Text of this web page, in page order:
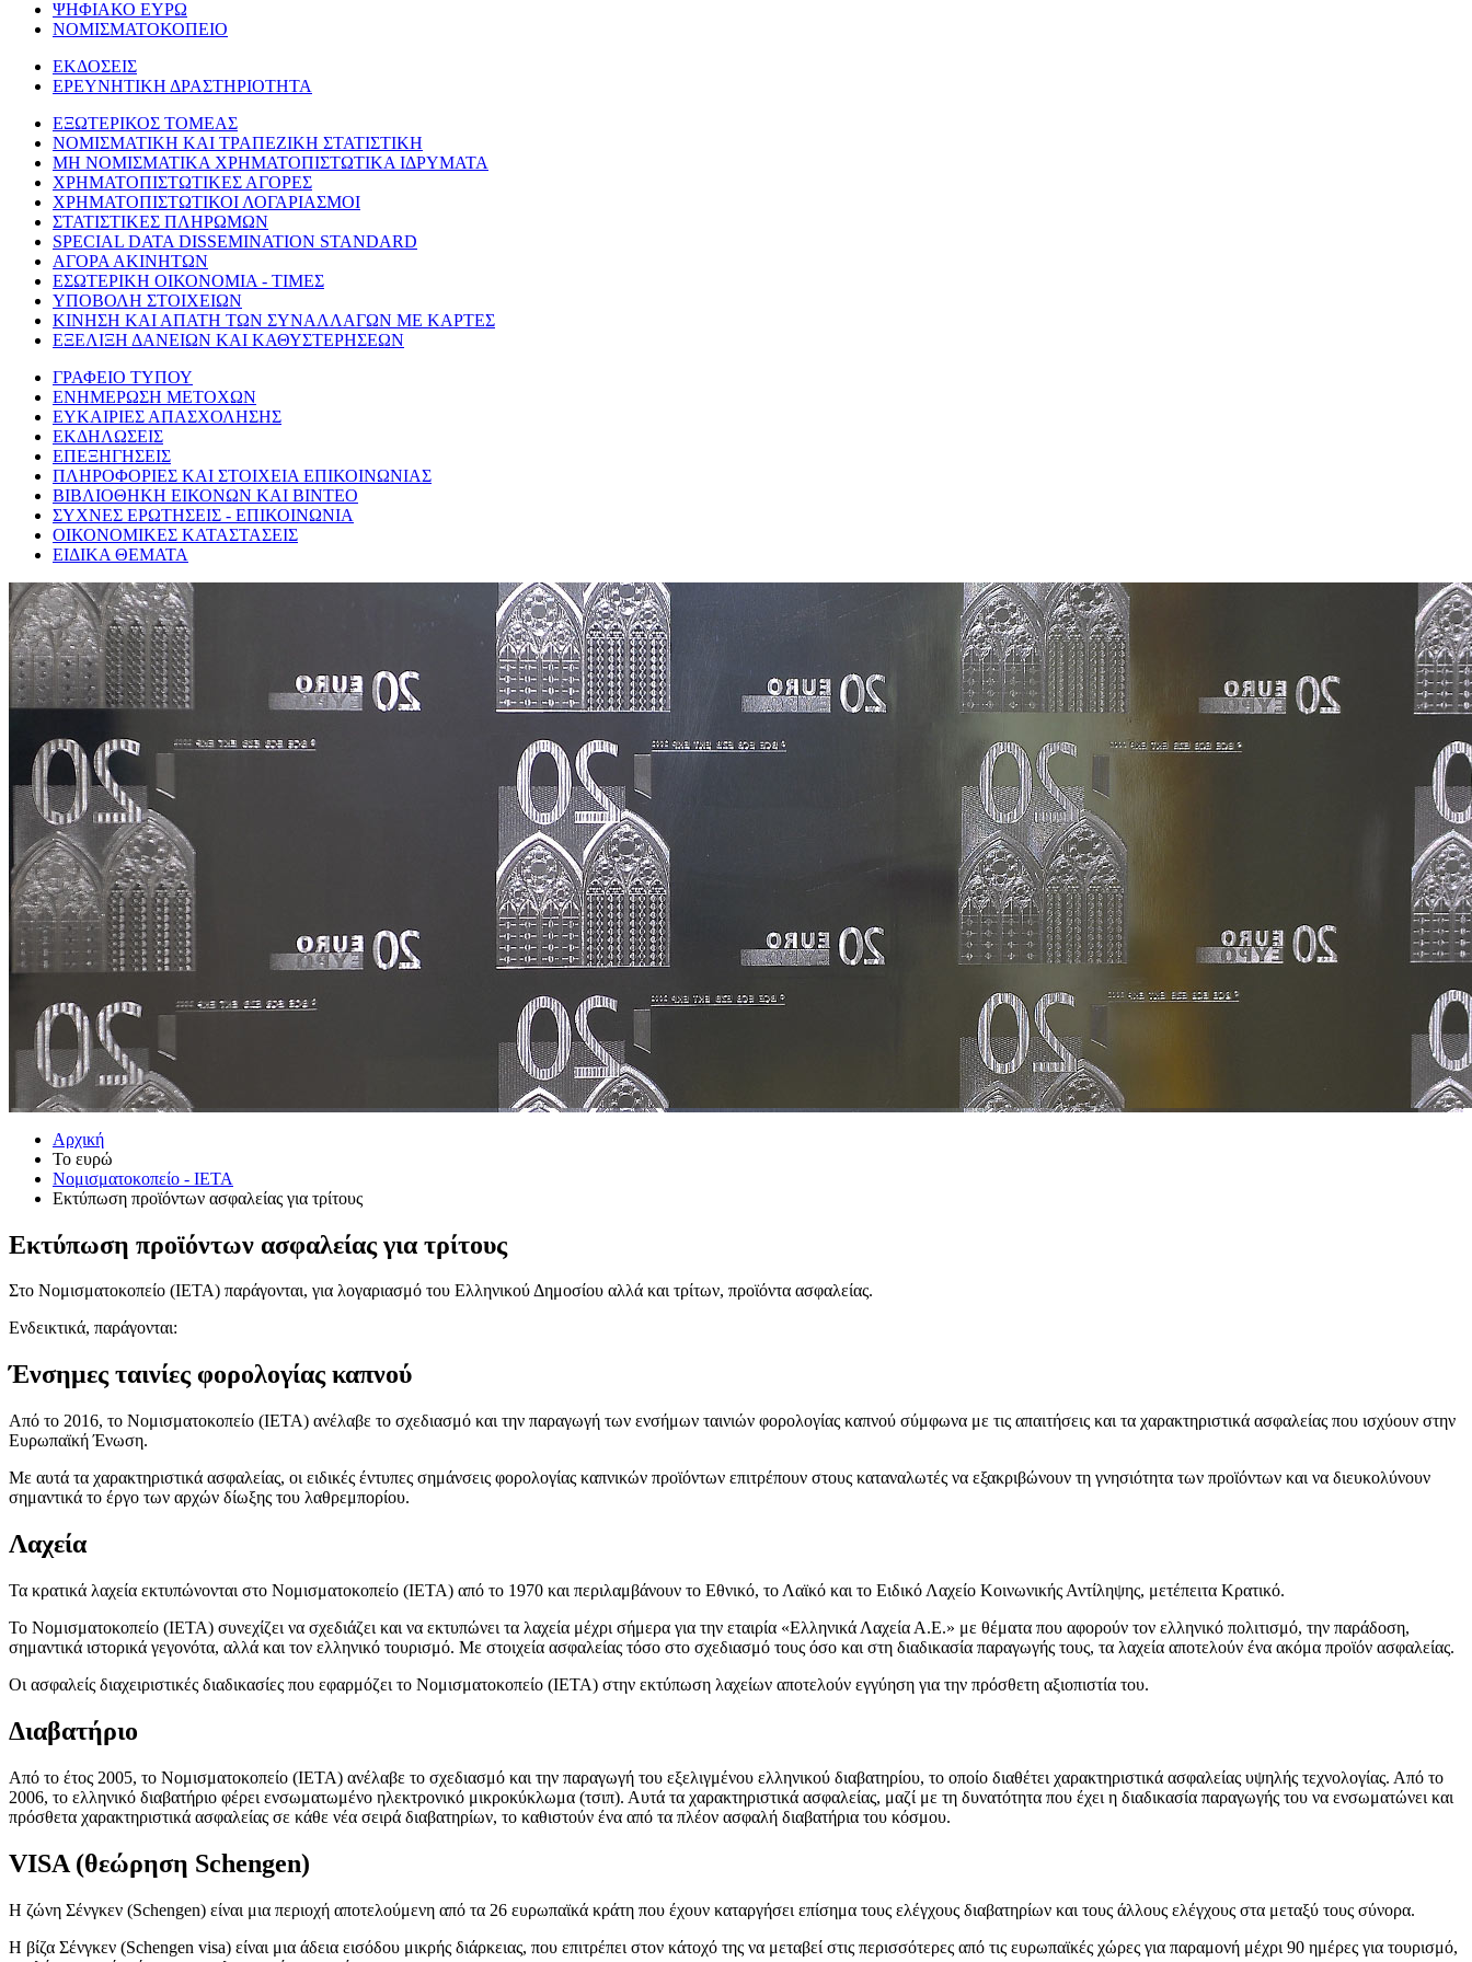
ΨΗΦΙΑΚΟ ΕΥΡΩ
ΝΟΜΙΣΜΑΤΟΚΟΠΕΙΟ
ΕΚΔΟΣΕΙΣ
ΕΡΕΥΝΗΤΙΚΗ ΔΡΑΣΤΗΡΙΟΤΗΤΑ
ΕΞΩΤΕΡΙΚΟΣ ΤΟΜΕΑΣ
ΝΟΜΙΣΜΑΤΙΚΗ ΚΑΙ ΤΡΑΠΕΖΙΚΗ ΣΤΑΤΙΣΤΙΚΗ
ΜΗ ΝΟΜΙΣΜΑΤΙΚΑ ΧΡΗΜΑΤΟΠΙΣΤΩΤΙΚΑ ΙΔΡΥΜΑΤΑ
ΧΡΗΜΑΤΟΠΙΣΤΩΤΙΚΕΣ ΑΓΟΡΕΣ
ΧΡΗΜΑΤΟΠΙΣΤΩΤΙΚΟΙ ΛΟΓΑΡΙΑΣΜΟΙ
ΣΤΑΤΙΣΤΙΚΕΣ ΠΛΗΡΩΜΩΝ
SPECIAL DATA DISSEMINATION STANDARD
ΑΓΟΡΑ ΑΚΙΝΗΤΩΝ
ΕΣΩΤΕΡΙΚΗ ΟΙΚΟΝΟΜΙΑ - ΤΙΜΕΣ
ΥΠΟΒΟΛΗ ΣΤΟΙΧΕΙΩΝ
ΚΙΝΗΣΗ ΚΑΙ ΑΠΑΤΗ ΤΩΝ ΣΥΝΑΛΛΑΓΩΝ ΜΕ ΚΑΡΤΕΣ
ΕΞΕΛΙΞΗ ΔΑΝΕΙΩΝ ΚΑΙ ΚΑΘΥΣΤΕΡΗΣΕΩΝ
ΓΡΑΦΕΙΟ ΤΥΠΟΥ
ΕΝΗΜΕΡΩΣΗ ΜΕΤΟΧΩΝ
ΕΥΚΑΙΡΙΕΣ ΑΠΑΣΧΟΛΗΣΗΣ
ΕΚΔΗΛΩΣΕΙΣ
ΕΠΕΞΗΓΗΣΕΙΣ
ΠΛΗΡΟΦΟΡΙΕΣ ΚΑΙ ΣΤΟΙΧΕΙΑ ΕΠΙΚΟΙΝΩΝΙΑΣ
ΒΙΒΛΙΟΘΗΚΗ ΕΙΚΟΝΩΝ ΚΑΙ ΒΙΝΤΕΟ
ΣΥΧΝΕΣ ΕΡΩΤΗΣΕΙΣ - ΕΠΙΚΟΙΝΩΝΙΑ
ΟΙΚΟΝΟΜΙΚΕΣ ΚΑΤΑΣΤΑΣΕΙΣ
ΕΙΔΙΚΑ ΘΕΜΑΤΑ
Αρχική
Το ευρώ
Νομισματοκοπείο - ΙΕΤΑ
Εκτύπωση προϊόντων ασφαλείας για τρίτους
Εκτύπωση προϊόντων ασφαλείας για τρίτους
Στο Νομισματοκοπείο (ΙΕΤΑ) παράγονται, για λογαριασμό του Ελληνικού Δημοσίου αλλά και τρίτων, προϊόντα ασφαλείας.
Ενδεικτικά, παράγονται:
Ένσημες ταινίες φoρολογίας καπνού
Από το 2016, το Νομισματοκοπείο (ΙΕΤΑ) ανέλαβε το σχεδιασμό και την παραγωγή των ενσήμων ταινιών φορολογίας καπνού σύμφωνα με τις απαιτήσεις και τα χαρακτηριστικά ασφαλείας που ισχύουν στην
Ευρωπαϊκή Ένωση.
Με αυτά τα χαρακτηριστικά ασφαλείας, οι ειδικές έντυπες σημάνσεις φορολογίας καπνικών προϊόντων επιτρέπουν στους καταναλωτές να εξακριβώνουν τη γνησιότητα των προϊόντων και να διευκολύνουν
σημαντικά το έργο των αρχών δίωξης του λαθρεμπορίου.
Λαχεία
Τα κρατικά λαχεία εκτυπώνονται στο Νομισματοκοπείο (ΙΕΤΑ) από το 1970 και περιλαμβάνουν το Εθνικό, το Λαϊκό και το Ειδικό Λαχείο Κοινωνικής Αντίληψης, μετέπειτα Κρατικό.
Το Νομισματοκοπείο (ΙΕΤΑ) συνεχίζει να σχεδιάζει και να εκτυπώνει τα λαχεία μέχρι σήμερα για την εταιρία «Ελληνικά Λαχεία Α.Ε.» με θέματα που αφορούν τον ελληνικό πολιτισμό, την παράδοση,
σημαντικά ιστορικά γεγονότα, αλλά και τον ελληνικό τουρισμό. Με στοιχεία ασφαλείας τόσο στο σχεδιασμό τους όσο και στη διαδικασία παραγωγής τους, τα λαχεία αποτελούν ένα ακόμα προϊόν ασφαλείας.
Οι ασφαλείς διαχειριστικές διαδικασίες που εφαρμόζει το Νομισματοκοπείο (ΙΕΤΑ) στην εκτύπωση λαχείων αποτελούν εγγύηση για την πρόσθετη αξιοπιστία του.
Διαβατήριο
Από το έτος 2005, το Νομισματοκοπείο (ΙΕΤΑ) ανέλαβε το σχεδιασμό και την παραγωγή του εξελιγμένου ελληνικού διαβατηρίου, το οποίο διαθέτει χαρακτηριστικά ασφαλείας υψηλής τεχνολογίας. Από το
2006, το ελληνικό διαβατήριο φέρει ενσωματωμένο ηλεκτρονικό μικροκύκλωμα (τσιπ). Αυτά τα χαρακτηριστικά ασφαλείας, μαζί με τη δυνατότητα που έχει η διαδικασία παραγωγής του να ενσωματώνει και
πρόσθετα χαρακτηριστικά ασφαλείας σε κάθε νέα σειρά διαβατηρίων, το καθιστούν ένα από τα πλέον ασφαλή διαβατήρια του κόσμου.
VISA (θεώρηση Schengen)
H ζώνη Σένγκεν (Schengen) είναι μια περιοχή αποτελούμενη από τα 26 ευρωπαϊκά κράτη που έχουν καταργήσει επίσημα τους ελέγχους διαβατηρίων και τους άλλους ελέγχους στα μεταξύ τους σύνορα.
Η βίζα Σένγκεν (Schengen visa) είναι μια άδεια εισόδου μικρής διάρκειας, που επιτρέπει στον κάτοχό της να μεταβεί στις περισσότερες από τις ευρωπαϊκές χώρες για παραμονή μέχρι 90 ημέρες για τουρισμό,